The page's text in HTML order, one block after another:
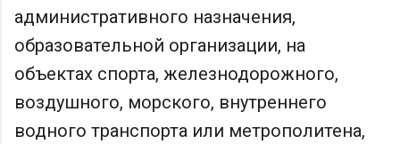
административного назначения,
образовательной организации, на
объектах спорта, железнодорожного,
воздушного, морского, внутреннего
водного транспорта или метрополитена,